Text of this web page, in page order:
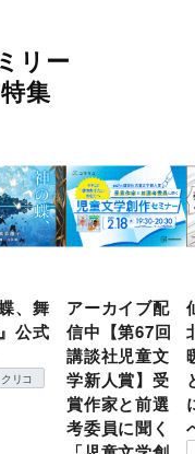
リー
集
、舞
公式
リコ
アーカイブ配
信中【第67回
講談社児童文
学新人賞】受
賞作家と前選
考委員に聞く